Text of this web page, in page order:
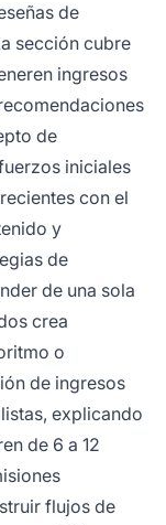
de
sección cubre
ingresos
de
iniciales
con el
y
de
de una sola
crea
o
de ingresos
explicando
de 6 a 12
flujos de